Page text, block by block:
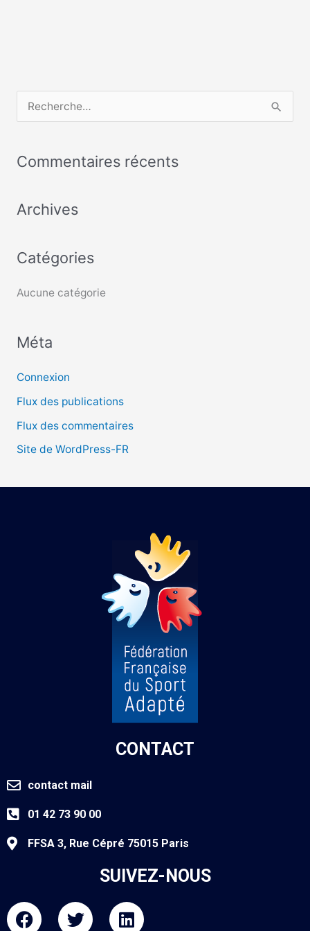
c
r
h
:
Commentaires récents
Archives
Catégories
Aucune catégorie
Méta
Connexion
Flux des publications
Flux des commentaires
Site de WordPress-FR
CONTACT
contact mail
01 42 73 90 00
FFSA 3, Rue Cépré 75015 Paris
SUIVEZ-NOUS
F
T
L